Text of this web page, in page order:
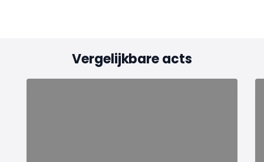
Vergelijkbare acts